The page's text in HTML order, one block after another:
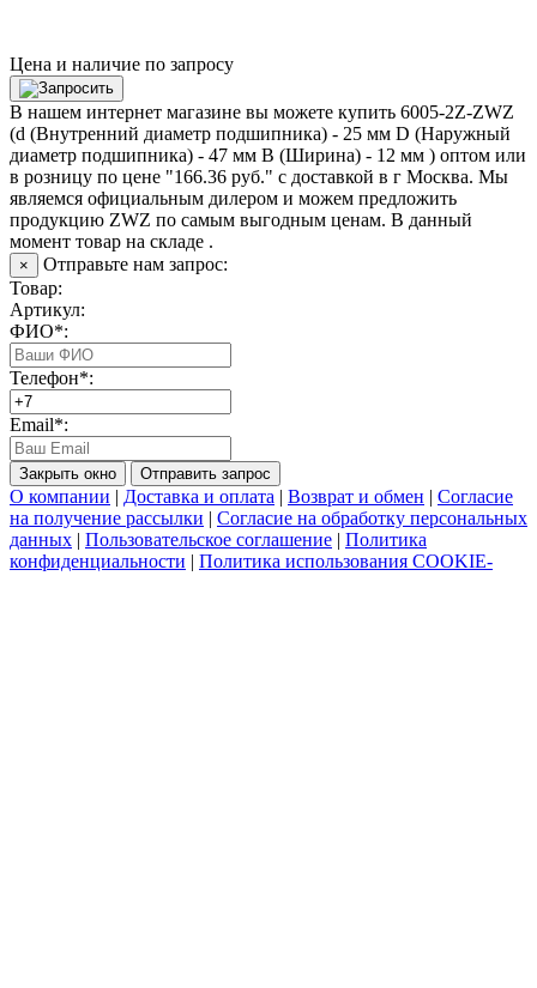
Цена и наличие по запросу
В нашем интернет магазине вы можете купить 6005-2Z-ZWZ
(d (Внутренний диаметр подшипника) - 25 мм D (Наружный
диаметр подшипника) - 47 мм B (Ширина) - 12 мм ) оптом или
в розницу по цене "166.36 руб." с доставкой в г Москва. Мы
являемся официальным дилером и можем предложить
продукцию ZWZ по самым выгодным ценам. В данный
момент товар на складе .
×
Отправьте нам запрос:
Товар:
Артикул:
ФИО*:
Телефон*:
Email*:
Закрыть окно Отправить запрос
О компании | Доставка и оплата | Возврат и обмен | Согласие
на получение рассылки | Согласие на обработку персональных
данных | Пользовательское соглашение | Политика
конфиденциальности | Политика использования COOKIE-